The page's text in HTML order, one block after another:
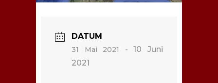
DATUM
31 Mai 2021
- 10 Juni
2021